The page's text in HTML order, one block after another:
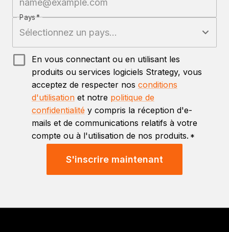
Pays*
En vous connectant ou en utilisant les
produits ou services logiciels Strategy, vous
acceptez de respecter nos conditions
d'utilisationet notre politique de
confidentialité y compris la réception d'e-
mails et de communications relatifs à votre
compte ou à l'utilisation de nos produits. *
S'inscrire maintenant